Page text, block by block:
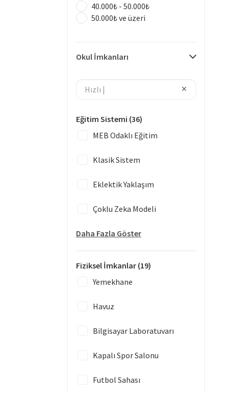
40.000₺ - 50.000₺
50.000₺ ve üzeri
Okul İmkanları
Eğitim Sistemi (36)
MEB Odaklı Eğitim
Klasik Sistem
Eklektik Yaklaşım
Çoklu Zeka Modeli
Daha Fazla Göster
Fiziksel İmkanlar (19)
Yemekhane
Havuz
Bilgisayar Laboratuvarı
Kapalı Spor Salonu
Futbol Sahası